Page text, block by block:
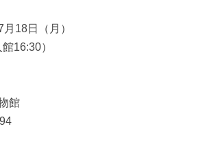
18日（月）
16:30）
館